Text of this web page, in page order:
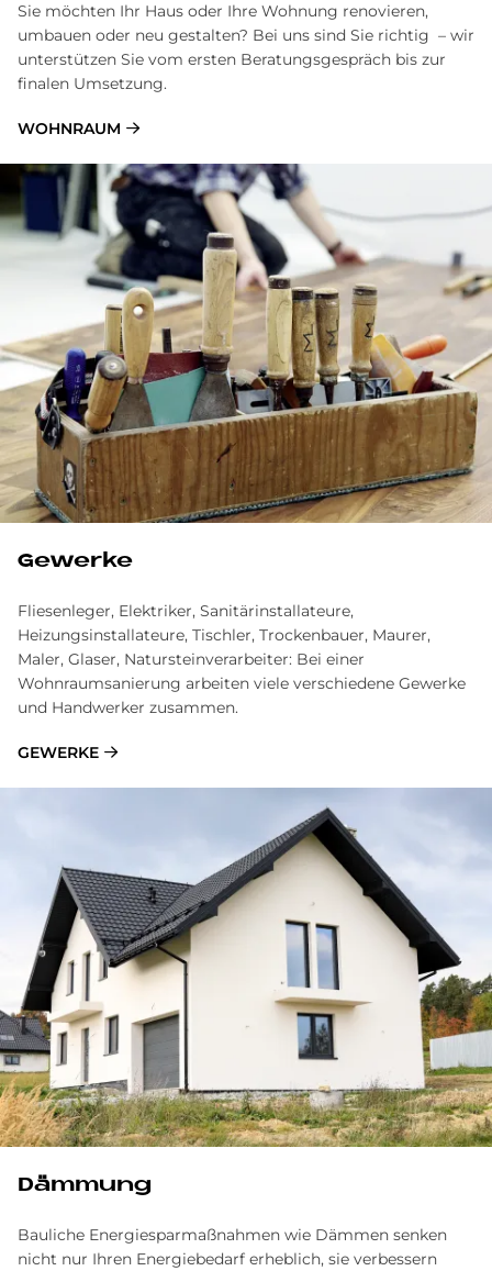
Sie möchten Ihr Haus oder Ihre Wohnung renovieren,
umbauen oder neu gestalten? Bei uns sind Sie richtig – wir
unterstützen Sie vom ersten Beratungsgespräch bis zur
finalen Umsetzung.
WOHNRAUM
Gewerke
Fliesenleger, Elektriker, Sanitärinstallateure,
Heizungsinstallateure, Tischler, Trockenbauer, Maurer,
Maler, Glaser, Natursteinverarbeiter: Bei einer
Wohnraumsanierung arbeiten viele verschiedene Gewerke
und Handwerker zusammen.
GEWERKE
Dämmung
Bauliche Energiesparmaßnahmen wie Dämmen senken
nicht nur Ihren Energiebedarf erheblich, sie verbessern